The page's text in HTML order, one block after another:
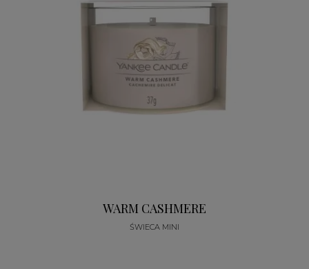
WARM CASHMERE
ŚWIECA MINI